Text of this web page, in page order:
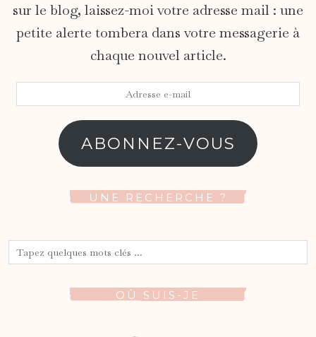
sur le blog, laissez-moi votre adresse mail : une
petite alerte tombera dans votre messagerie à
chaque nouvel article.
ABONNEZ-VOUS
UNE RECHERCHE ?
OÙ SUIS-JE